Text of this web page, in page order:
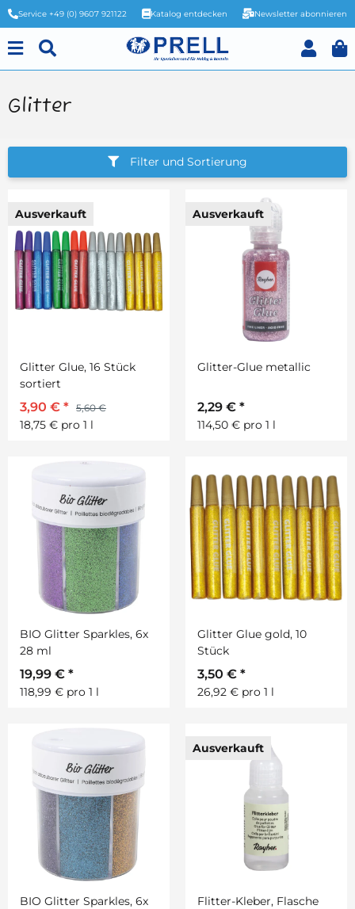
Service +49 (0) 9607 921122 Katalog entdecken Newsletter abonnieren
Glitter
Filter und Sortierung
Ausverkauft
Glitter Glue, 16 Stück
sortiert
3,90 € * 5,60 €
18,75 € pro 1 l
Ausverkauft
Glitter-Glue metallic
2,29 € *
114,50 € pro 1 l
BIO Glitter Sparkles, 6x
28 ml
19,99 € *
118,99 € pro 1 l
Glitter Glue gold, 10
Stück
3,50 € *
26,92 € pro 1 l
BIO Glitter Sparkles, 6x
Ausverkauft
Flitter-Kleber, Flasche